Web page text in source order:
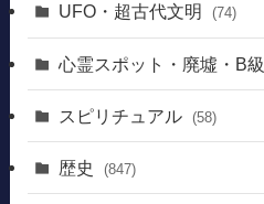
UFO・超古代文明 (74)
心霊スポット・廃墟・B級
スピリチュアル (58)
歴史 (847)